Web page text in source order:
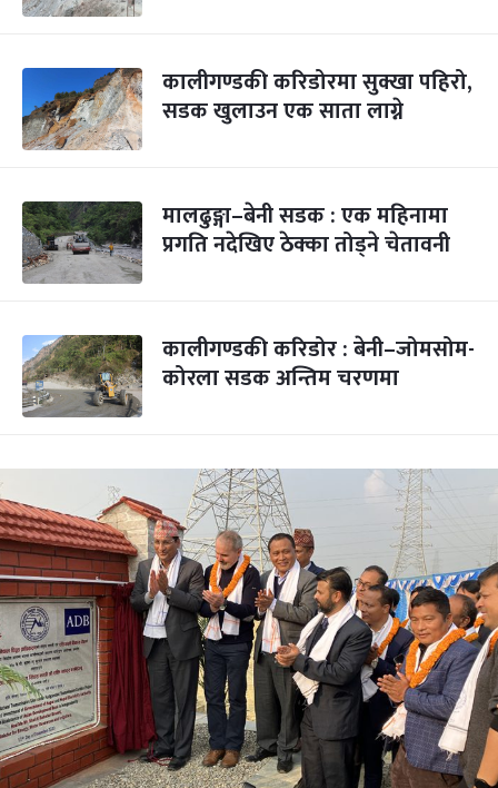
कालीगण्डकी करिडोरमा सुक्खा पहिरो,
सडक खुलाउन एक साता लाग्ने
मालढुङ्गा–बेनी सडक : एक महिनामा
प्रगति नदेखिए ठेक्का तोड्ने चेतावनी
कालीगण्डकी करिडोर : बेनी–जोमसोम-
कोरला सडक अन्तिम चरणमा